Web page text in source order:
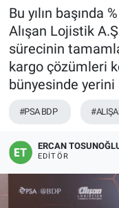
Bu yılın başında
Alışan Lojistik
sürecinin
kargo çözümleri
bünyesinde yerini
#PSA BDP
ERCAN
EDITÖR